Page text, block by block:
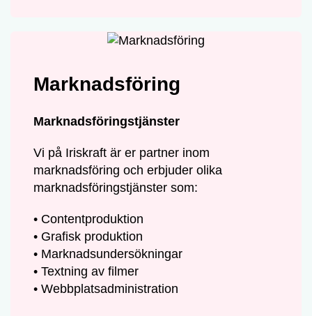
Marknadsföring
Marknadsföringstjänster
Vi på Iriskraft är er partner inom
marknadsföring och erbjuder olika
marknadsföringstjänster som:
• Contentproduktion
• Grafisk produktion
• Marknadsundersökningar
• Textning av filmer
• Webbplatsadministration